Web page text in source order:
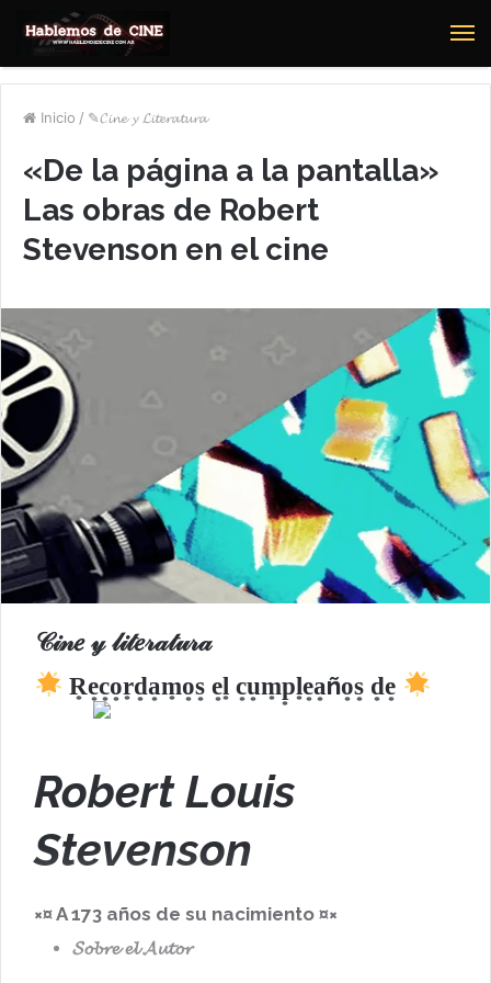
Inicio / ✎𝓒𝓲𝓷𝓮 𝔂 𝓛𝓲𝓽𝓮𝓻𝓪𝓽𝓾𝓻𝓪
«De la página a la pantalla»
Las obras de Robert
Stevenson en el cine
𝒞𝒾𝓃𝑒 𝓎 𝓁𝒾𝓉𝑒𝓇𝒶𝓉𝓊𝓇𝒶
R͙e͙c͙o͙r͙d͙a͙m͙o͙s͙ e͙l͙ c͙u͙m͙p͙l͙e͙a͙ño͙s͙ d͙e͙
Robert Louis
Stevenson
×¤ A 173 años de su nacimiento ¤×
𝓢𝓸𝓫𝓻𝓮 𝓮𝓵 𝓐𝓾𝓽𝓸𝓻